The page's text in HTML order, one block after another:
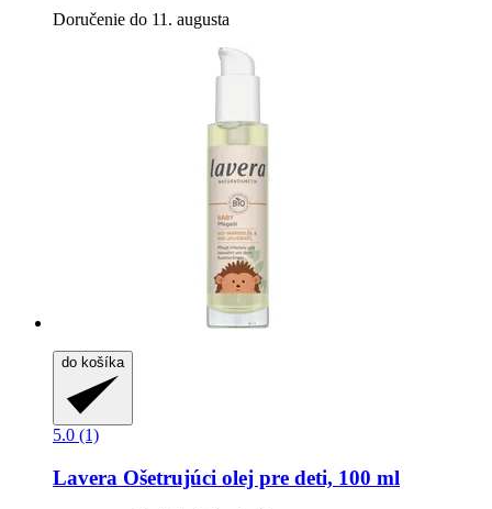
Doručenie do 11. augusta
do košíka
5.0 (1)
Lavera Ošetrujúci olej pre deti, 100 ml